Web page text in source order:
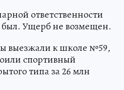
ответственности
Ущерб не возмещен.
выезжали к школе №59,
спортивный
типа за 26 млн